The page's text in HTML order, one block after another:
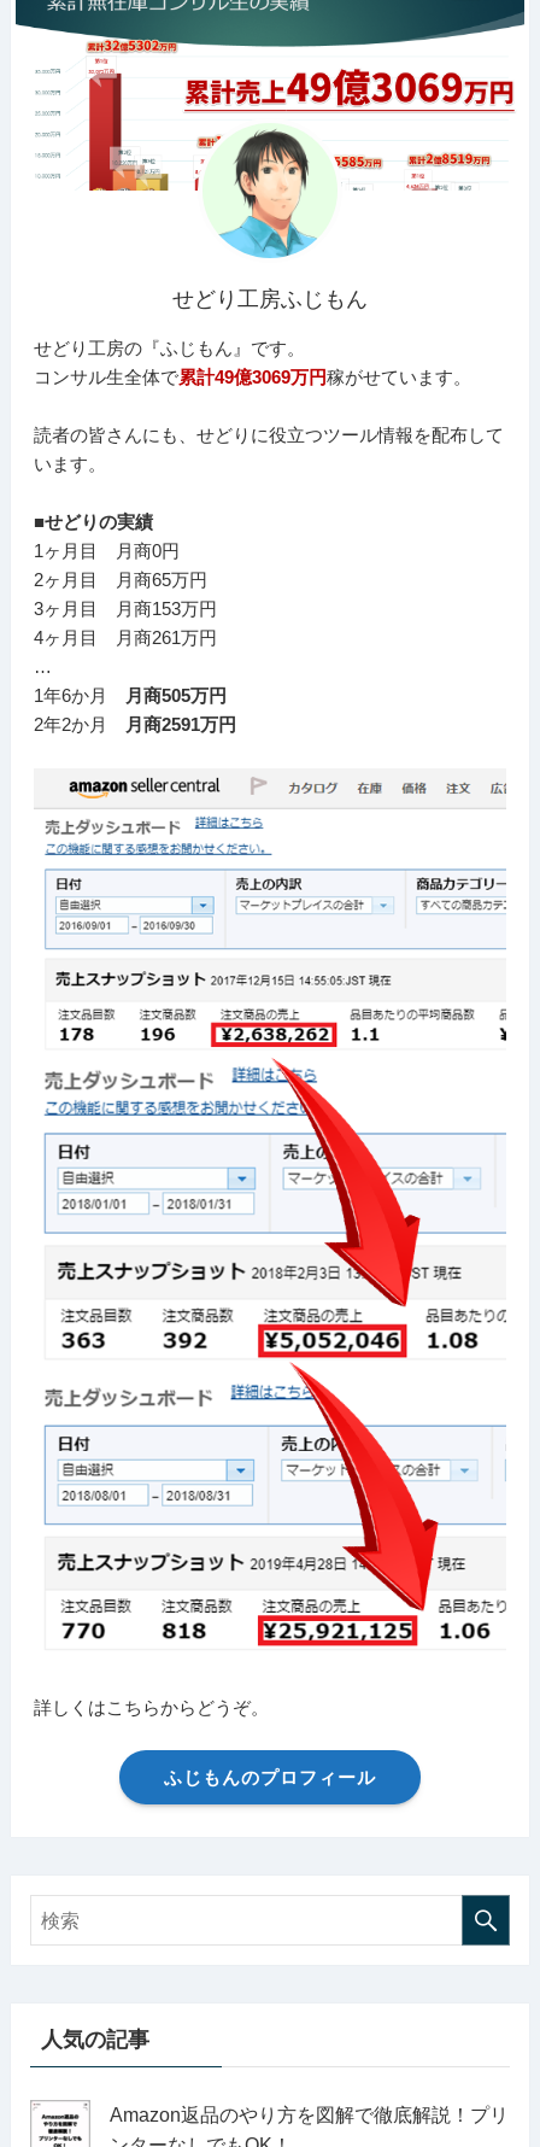
せどり工房ふじもん
せどり工房の『ふじもん』です。
コンサル生全体で累計49億3069万円稼がせています。
読者の皆さんにも、せどりに役立つツール情報を配布して
います。
■せどりの実績
1ヶ月目 月商0円
2ヶ月目 月商65万円
3ヶ月目 月商153万円
4ヶ月目 月商261万円
…
1年6か月
月商505万円
2年2か月
月商2591万円
詳しくはこちらからどうぞ。
ふじもんのプロフィール
人気の記事
Amazon返品のやり方を図解で徹底解説！プリ